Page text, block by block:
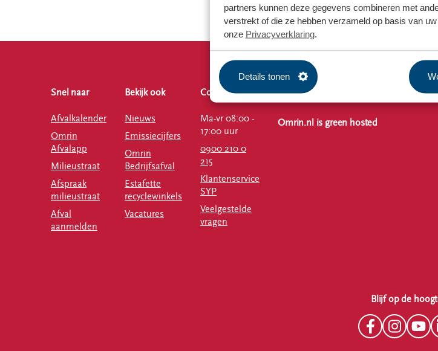
partners kunnen deze gegevens combineren met
verstrekt of die ze hebben verzameld op basis van
onze Privacyverklaring.
Details tonen
Snel naar
Afvalkalender
Omrin
Afvalapp
Milieustraat
Afspraak
milieustraat
Afval
aanmelden
Bekijk ook
Nieuws
Emissiecijfers
Omrin
Bedrijfsafval
Estafette
recyclewinkels
Vacatures
Contact
Ma-vr 08:00 -
17:00 uur
0900 210 0
215
Klantenservice
SYP
Veelgestelde
vragen
Samen op weg naar een duurzame
Omrin.nl is green hosted
Blijf op de